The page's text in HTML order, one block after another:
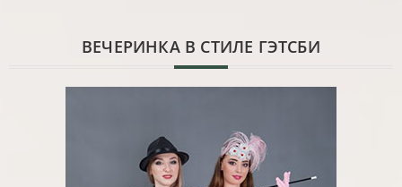
ВЕЧЕРИНКА В СТИЛЕ ГЭТСБИ